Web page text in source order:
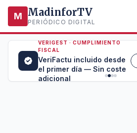
M MadinforTV
PERIÓDICO DIGITAL
VERIGEST · CUMPLIMIENTO
FISCAL
VeriFactu incluido desde
el primer día — Sin coste
adicional